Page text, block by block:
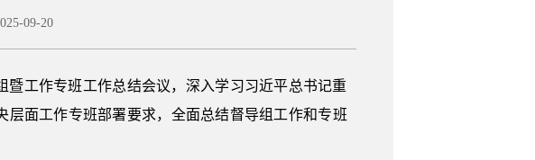
09-20
工作专班工作总结会议，深入学习习近平总书记重
面工作专班部署要求，全面总结督导组工作和专班